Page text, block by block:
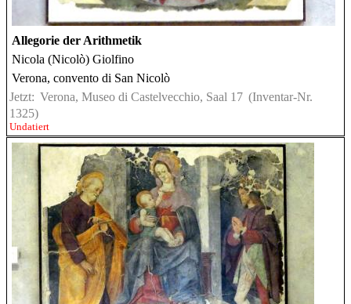
Allegorie der Arithmetik
Nicola (Nicolò) Giolfino
Verona, convento di San Nicolò
Jetzt: Verona, Museo di Castelvecchio, Saal 17 (Inventar-Nr.
1325)
Undatiert